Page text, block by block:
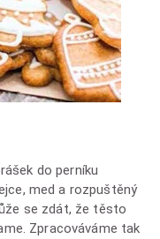
do perníku
med a rozpuštěný
se zdát, že těsto
Zpracováváme tak